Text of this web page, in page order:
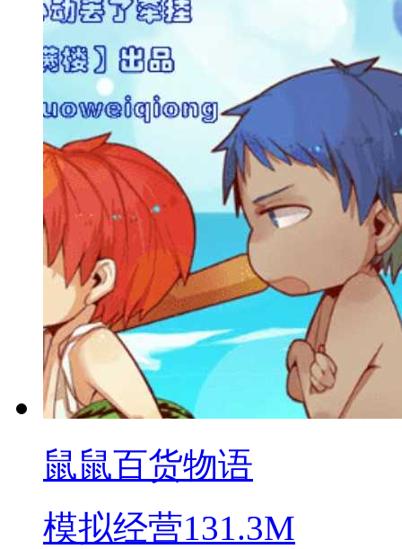
鼠鼠百货物语
模拟经营131.3M